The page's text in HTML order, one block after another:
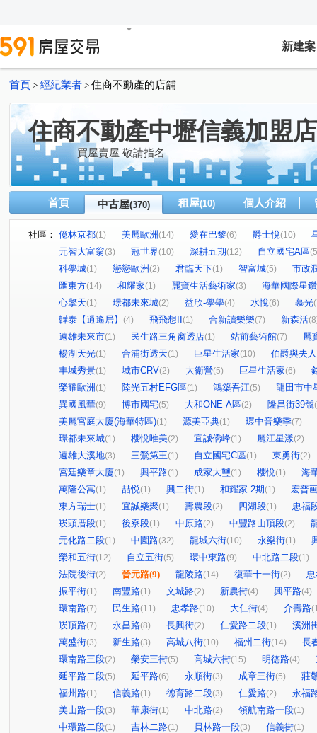
新建案
首頁 > 經紀業者 > 住商不動產的店舖
住商不動產中壢信義加盟店
買屋賣屋 敬請指名
首頁 中古屋(370) 租屋(10) 個人介紹
社區： 億林京都(1) 美麗歐洲(14) 愛在巴黎(6) 爵士悅(10)
元智大富翁(3) 冠世界(10) 深耕五期(12) 自立國宅A區
科學城(1) 戀戀歐洲(2) 君臨天下(1) 智富城(5)
市政
匯東方(14) 和耀家(1) 麗寶生活藝術家(3)
海華國際星鑽
心擎天(1) 璟都未來城(2) 益欣-學學(4) 水悅(6) 慕光
韡泰【逍遙居】 (4) 飛飛想II (1) 合新讀樂樂(7) 新森活
遠雄未來市(1) 民生路三角窗透店(1) 站前藝術館(7)
麗
楊湖天光(1) 合浦街透天(1) 巨星生活家(10)
伯爵與夫人
丰城秀景(1) 城市CRV(2) 大衛營(5) 巨星生活家(6)
榮耀歐洲 (1) 陸光五村EFG區(1) 鴻築吾江(5)
龍田市中
異國風華(9) 博市國宅(5) 大和ONE-A區(2) 隆昌街39號
美麗宮庭大廈(海華特區)(1) 源美亞典(1) 環中音樂季(7)
璟都未來城(1) 櫻悅唯美(2) 宜誠僑峰(1) 麗江星漾(2)
遠雄大溪地(3) 三鶯第王(1) 自立國宅C區(1) 東勇街(2)
宮廷樂章大廈(1) 興平路(1) 成家大璽(1) 櫻悅(1)
海
萬隆公寓(1) 喆悦(1) 興二街(1) 和耀家 2期(1)
宏普
東方瑞士(1) 宜誠樂聚(1) 壽農段(2) 四湖段(1)
忠福
崁頭厝段(1) 後寮段(1) 中原路(2) 中豐路山頂段(2)
元化路二段(1) 中園路(32) 龍城六街(10) 永樂街(1)
榮和五街(12) 自立五街(5) 環中東路(9) 中北路二段(1)
法院後街(2) 晉元路(9) 龍陵路(14) 復華十一街(2)
振平街(1) 南豐路(1) 文城路(2) 新農街(4) 興平路(4)
環南路(7) 民生路(11) 忠孝路(10) 大仁街(4) 介壽路
崁頂路(7) 永昌路(8) 長興街(2) 仁愛路二段(1)
溪洲
萬盛街(3) 新生路(3) 高城八街(10) 福州二街(14)
長
環南路三段(2) 榮安三街(5) 高城六街(15) 明德路(4)
延平路二段(5) 延平路(6) 永順街(3) 成章三街(5)
莊
福州路(1) 信義路(1) 德育路二段(3) 仁愛路(2)
永福
美山路一段(3) 華康街(1) 中北路(2) 領航南路一段(1)
中環路二段(1) 吉林二路(1) 員林路一段(3) 信義街(1)